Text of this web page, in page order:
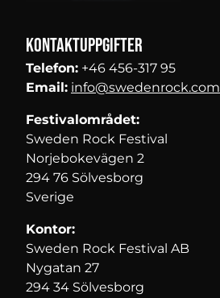
Kontaktuppgifter
Telefon: +46 456-317 95
Email: info@swedenrock.com
Festivalområdet:
Sweden Rock Festival
Norjebokevägen 2
294 76 Sölvesborg
Sverige
Kontor:
Sweden Rock Festival AB
Nygatan 27
294 34 Sölvesborg